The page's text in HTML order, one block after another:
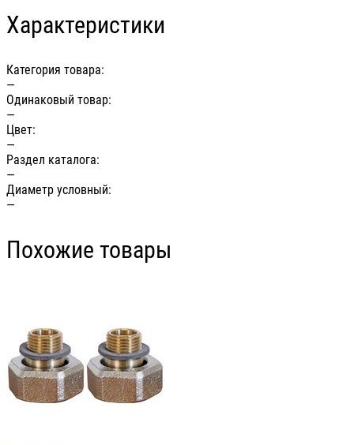
Характеристики
Категория товара:
—
Одинаковый товар:
—
Цвет:
—
Раздел каталога:
—
Диаметр условный:
—
Похожие товары